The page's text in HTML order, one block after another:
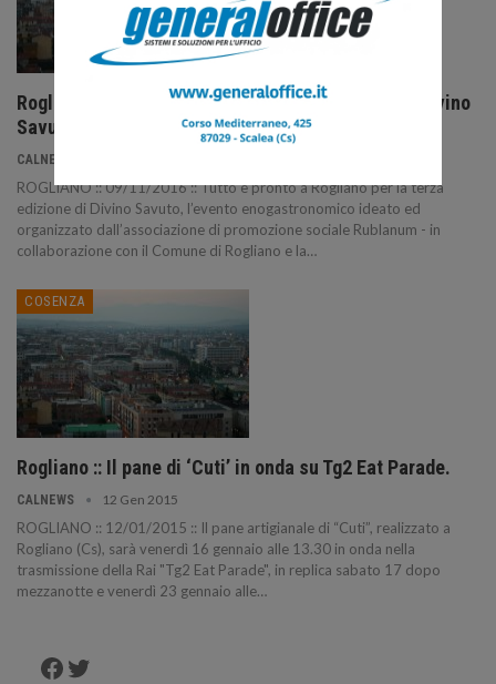
Rogliano :: Tutto è pronto per la terza edizione di Divino
Savuto.
CALNEWS
ROGLIANO :: 09/11/2016 :: Tutto è pronto a Rogliano per la terza
edizione di Divino Savuto, l’evento enogastronomico ideato ed
organizzato dall’associazione di promozione sociale Rublanum - in
collaborazione con il Comune di Rogliano e la…
COSENZA
Rogliano :: Il pane di ‘Cuti’ in onda su Tg2 Eat Parade.
CALNEWS 12 Gen 2015
ROGLIANO :: 12/01/2015 :: Il pane artigianale di “Cuti”, realizzato a
Rogliano (Cs), sarà venerdì 16 gennaio alle 13.30 in onda nella
trasmissione della Rai "Tg2 Eat Parade", in replica sabato 17 dopo
mezzanotte e venerdì 23 gennaio alle…
Facebook
Twitter